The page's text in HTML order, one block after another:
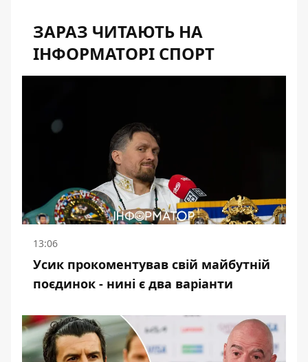
ЗАРАЗ ЧИТАЮТЬ НА
ІНФОРМАТОРІ СПОРТ
13:06
Усик прокоментував свій майбутній
поєдинок - нині є два варіанти